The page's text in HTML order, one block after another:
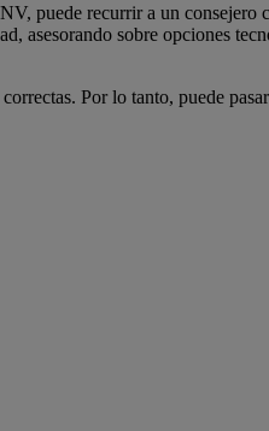
puede recurrir a un
asesorando sobre opciones
Por lo tanto, puede